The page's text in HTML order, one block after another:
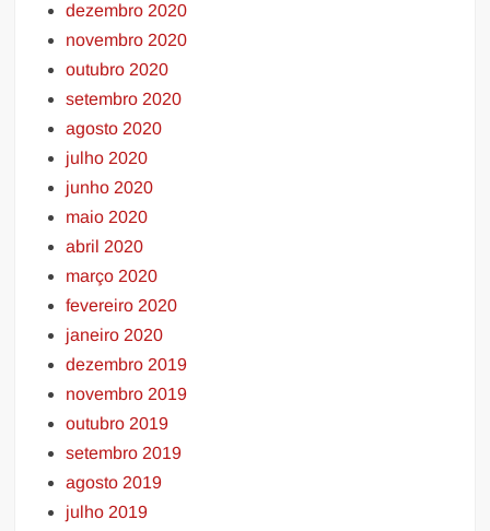
dezembro 2020
novembro 2020
outubro 2020
setembro 2020
agosto 2020
julho 2020
junho 2020
maio 2020
abril 2020
março 2020
fevereiro 2020
janeiro 2020
dezembro 2019
novembro 2019
outubro 2019
setembro 2019
agosto 2019
julho 2019